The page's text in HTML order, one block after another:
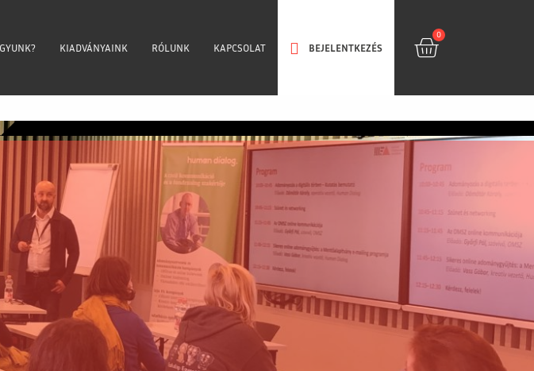
KIADVÁNYAINK RÓLUNK KAPCSOLAT BEJELENTKEZÉS
0